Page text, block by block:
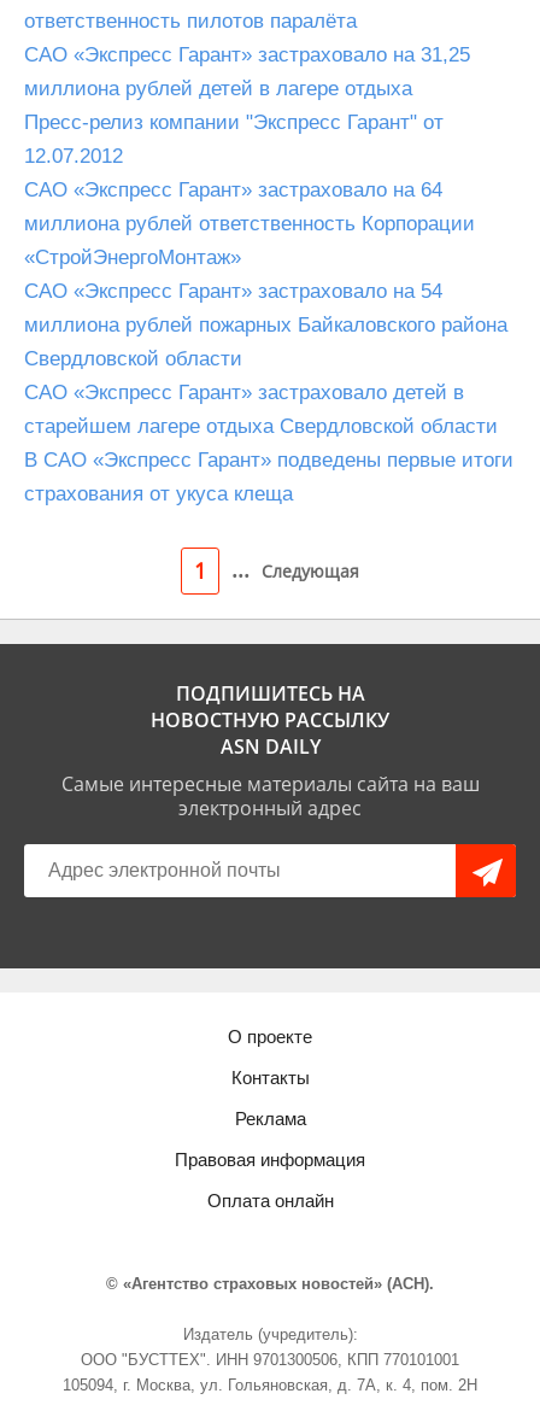
ответственность пилотов паралёта
САО «Экспресс Гарант» застраховало на 31,25
миллиона рублей детей в лагере отдыха
Пресс-релиз компании "Экспресс Гарант" от
12.07.2012
САО «Экспресс Гарант» застраховало на 64
миллиона рублей ответственность Корпорации
«СтройЭнергоМонтаж»
САО «Экспресс Гарант» застраховало на 54
миллиона рублей пожарных Байкаловского района
Свердловской области
САО «Экспресс Гарант» застраховало детей в
старейшем лагере отдыха Свердловской области
В САО «Экспресс Гарант» подведены первые итоги
страхования от укуса клеща
1 ... Следующая
ПОДПИШИТЕСЬ НА
НОВОСТНУЮ РАССЫЛКУ
ASN DAILY
Самые интересные материалы сайта на ваш
электронный адрес
О проекте
Контакты
Реклама
Правовая информация
Оплата онлайн
© «Агентство страховых новостей» (АСН).
Издатель (учредитель):
ООО "БУСТТЕХ". ИНН 9701300506, КПП 770101001
105094, г. Москва, ул. Гольяновская, д. 7А, к. 4, пом. 2Н